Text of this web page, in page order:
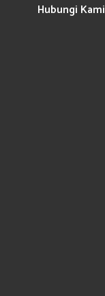
Hubungi Kami